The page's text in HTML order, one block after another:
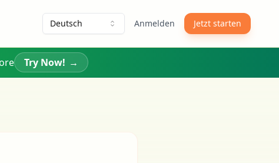
Deutsch Anmelden Jetzt starten
Try Now! →